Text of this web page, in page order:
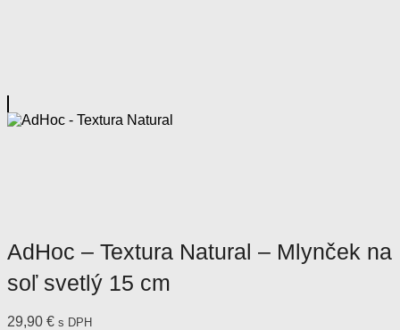
AdHoc – Textura Natural – Mlynček na
soľ svetlý 15 cm
29,90 € s DPH